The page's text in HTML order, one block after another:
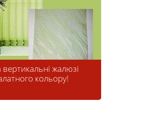
вертикальні жалюзі
кольору!